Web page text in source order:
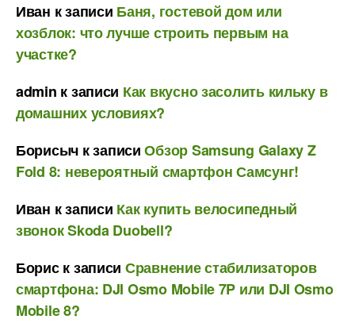
Иван к записи Баня, гостевой дом или
хозблок: что лучше строить первым на
участке?
admin к записи Как вкусно засолить кильку в
домашних условиях?
Борисыч к записиОбзор Samsung Galaxy Z
Fold 8: невероятный смартфон Самсунг!
Иван к записи Как купить велосипедный
звонок Skoda Duobell?
Бориск записи Сравнение стабилизаторов
смартфона: DJI Osmo Mobile 7P или DJI Osmo
Mobile 8?